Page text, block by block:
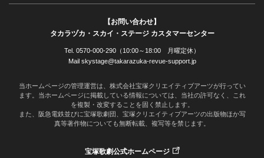
【お問い合わせ】
タカラヅカ・スカイ・ステージ カスタマーセンター
Tel. 0570-000-290（10:00～18:00 月曜定休）
Mail skystage@takarazuka-revue-support.jp
当ホームページの管理運営は、株式会社宝塚クリエイティブアーツが行ってい
ます。当ホームページに掲載している情報については、当社の許可なく、これ
を複製・改変することを固く禁止します。
また、阪急電鉄並びに宝塚歌劇団、宝塚クリエイティブアーツの出版物ほか写
真等著作物についても無断転載、複写等を禁じます。
宝塚歌劇公式ホームページ